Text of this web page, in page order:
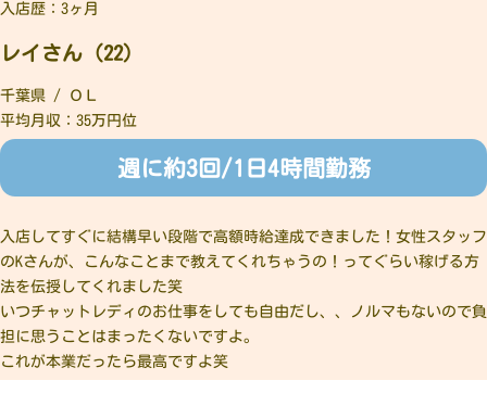
入店歴：3ヶ月
レイさん（22）
千葉県 / ＯＬ
平均月収：35万円位
週に約3回/1日4時間勤務
入店してすぐに結構早い段階で高額時給達成できました！女性スタッフ
のKさんが、こんなことまで教えてくれちゃうの！ってぐらい稼げる方
法を伝授してくれました笑
いつチャットレディのお仕事をしても自由だし、、ノルマもないので負
担に思うことはまったくないですよ。
これが本業だったら最高ですよ笑